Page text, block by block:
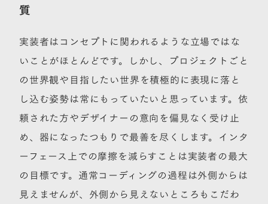
質
実装者はコンセプトに関われるような立場ではな
いことがほとんどです。しかし、プロジェクトごと
の世界観や目指したい世界を積極的に表現に落と
し込む姿勢は常にもっていたいと思っています。依
頼された方やデザイナーの意向を偏見なく受け止
め、器になったつもりで最善を尽くします。インタ
ーフェース上での摩擦を減らすことは実装者の最大
の目標です。通常コーディングの過程は外側からは
見えませんが、外側から見えないところもこだわ